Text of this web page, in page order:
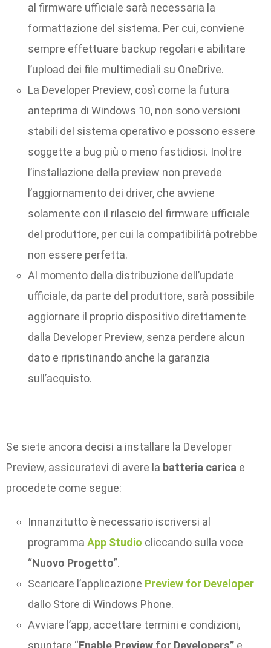
al firmware ufficiale sarà necessaria la
formattazione del sistema. Per cui, conviene
sempre effettuare backup regolari e abilitare
l’upload dei file multimediali su OneDrive.
La Developer Preview, così come la futura
anteprima di Windows 10, non sono versioni
stabili del sistema operativo e possono essere
soggette a bug più o meno fastidiosi. Inoltre
l’installazione della preview non prevede
l’aggiornamento dei driver, che avviene
solamente con il rilascio del firmware ufficiale
del produttore, per cui la compatibilità potrebbe
non essere perfetta.
Al momento della distribuzione dell’update
ufficiale, da parte del produttore, sarà possibile
aggiornare il proprio dispositivo direttamente
dalla Developer Preview, senza perdere alcun
dato e ripristinando anche la garanzia
sull’acquisto.
Se siete ancora decisi a installare la Developer
Preview, assicuratevi di avere la batteria carica e
procedete come segue:
Innanzitutto è necessario iscriversi al
programma App Studio cliccando sulla voce
“Nuovo Progetto”.
Scaricare l’applicazione Preview for Developer
dallo Store di Windows Phone.
Avviare l’app, accettare termini e condizioni,
spuntare “Enable Preview for Developers” e